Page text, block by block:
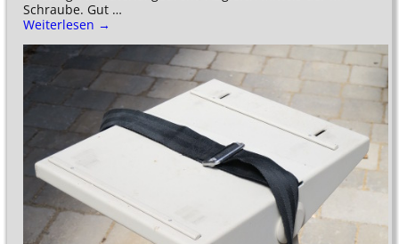
Schraube. Gut …
Weiterlesen →